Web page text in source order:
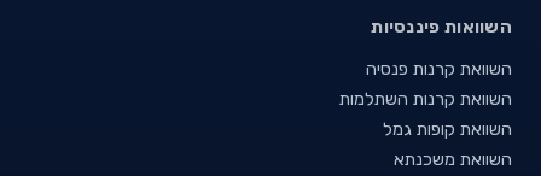
השוואות פיננסיות
השוואת קרנות פנסיה
השוואת קרנות השתלמות
השוואת קופות גמל
השוואת משכנתא